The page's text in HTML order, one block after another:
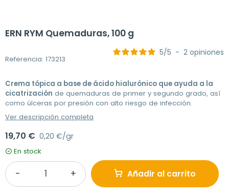
ERN RYM Quemaduras, 100 g
Referencia: 173213
5/5 - 2 opiniones
Crema tópica a base de ácido hialurónico que ayuda a la
cicatrización de quemaduras de primer y segundo grado, así
como úlceras por presión con alto riesgo de infección.
Ver descripción completa
19,70 € 0,20 €/gr
En stock
Añadir al carrito